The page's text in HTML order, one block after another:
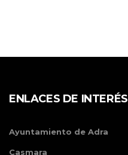
ENLACES DE INTERÉS
Ayuntamiento de Adra
Casmara